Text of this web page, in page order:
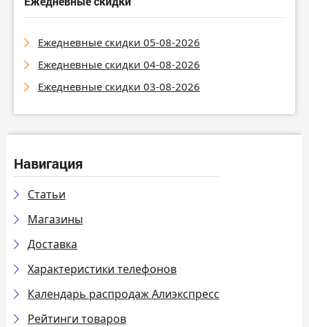
Ежедневные скидки 05-08-2026
Ежедневные скидки 04-08-2026
Ежедневные скидки 03-08-2026
Навигация
Статьи
Магазины
Доставка
Характеристики телефонов
Календарь распродаж Алиэкспресс
Рейтинги товаров